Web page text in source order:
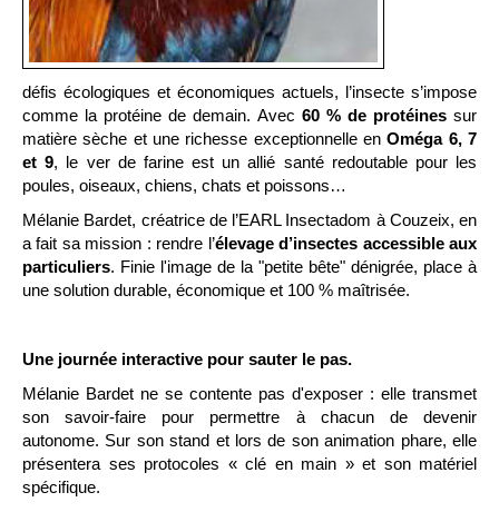
défis écologiques et économiques actuels, l’insecte s’impose
comme la protéine de demain. Avec 60 % de protéinessur
matière sèche et une richesse exceptionnelle enOméga 6, 7
et 9, le ver de farine est un allié santé redoutable pour les
poules, oiseaux, chiens, chats et poissons…
Mélanie Bardet, créatrice de l’EARL Insectadom à Couzeix, en
a fait sa mission : rendre l’élevage d’insectes accessible aux
particuliers. Finie l'image de la "petite bête" dénigrée, place à
une solution durable, économique et 100 % maîtrisée.
Une journée interactive pour sauter le pas.
Mélanie Bardet ne se contente pas d'exposer : elle transmet
son savoir-faire pour permettre à chacun de devenir
autonome. Sur son stand et lors de son animation phare, elle
présentera ses protocoles « clé en main » et son matériel
spécifique.